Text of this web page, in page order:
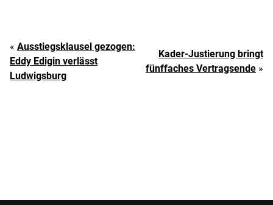
« Ausstiegsklausel gezogen:
Eddy Edigin verlässt
Ludwigsburg
Kader-Justierung bringt
fünffaches Vertragsende »